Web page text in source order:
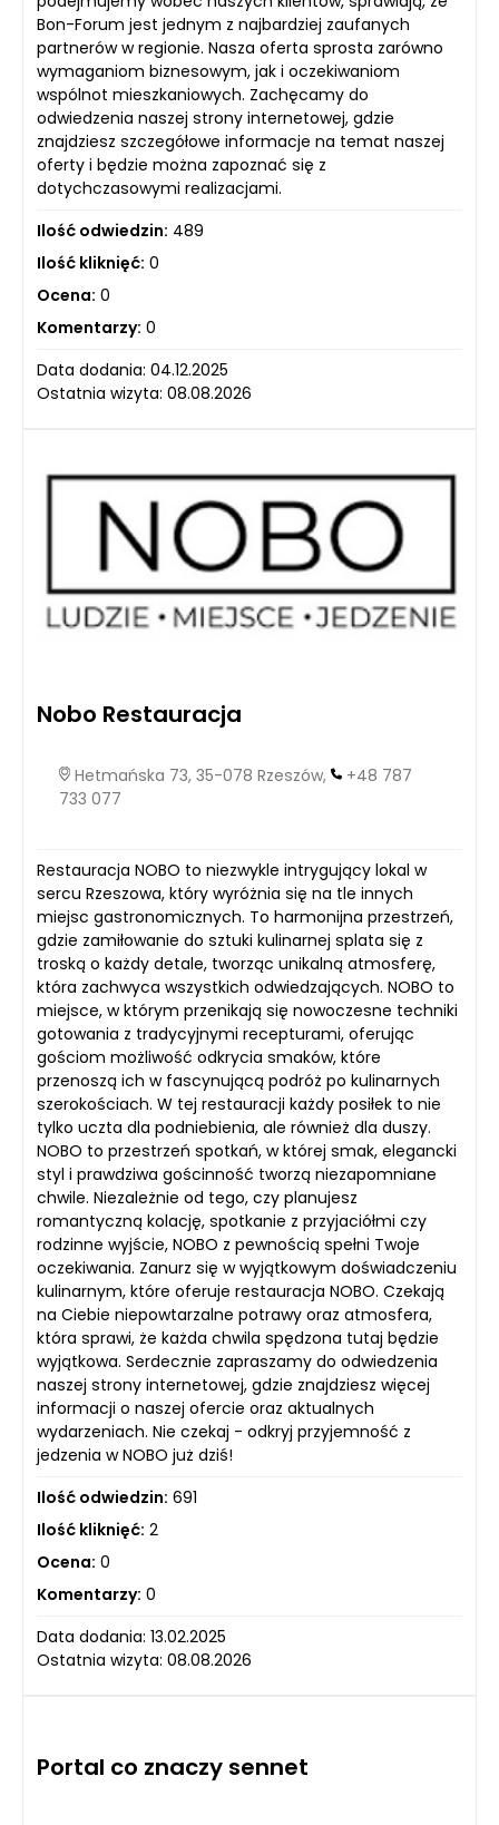
Bon-Forum jest jednym z najbardziej zaufanych
partnerów w regionie. Nasza oferta sprosta zarówno
wymaganiom biznesowym, jak i oczekiwaniom
wspólnot mieszkaniowych. Zachęcamy do
odwiedzenia naszej strony internetowej, gdzie
znajdziesz szczegółowe informacje na temat naszej
oferty i będzie można zapoznać się z
dotychczasowymi realizacjami.
Ilość odwiedzin: 489
Ilość kliknięć: 0
Ocena: 0
Komentarzy: 0
Data dodania: 04.12.2025
Ostatnia wizyta: 08.08.2026
Nobo Restauracja
Hetmańska 73, 35-078 Rzeszów,
+48 787
733 077
Restauracja NOBO to niezwykle intrygujący lokal w
sercu Rzeszowa, który wyróżnia się na tle innych
miejsc gastronomicznych. To harmonijna przestrzeń,
gdzie zamiłowanie do sztuki kulinarnej splata się z
troską o każdy detale, tworząc unikalną atmosferę,
która zachwyca wszystkich odwiedzających. NOBO to
miejsce, w którym przenikają się nowoczesne techniki
gotowania z tradycyjnymi recepturami, oferując
gościom możliwość odkrycia smaków, które
przenoszą ich w fascynującą podróż po kulinarnych
szerokościach. W tej restauracji każdy posiłek to nie
tylko uczta dla podniebienia, ale również dla duszy.
NOBO to przestrzeń spotkań, w której smak, elegancki
styl i prawdziwa gościnność tworzą niezapomniane
chwile. Niezależnie od tego, czy planujesz
romantyczną kolację, spotkanie z przyjaciółmi czy
rodzinne wyjście, NOBO z pewnością spełni Twoje
oczekiwania. Zanurz się w wyjątkowym doświadczeniu
kulinarnym, które oferuje restauracja NOBO. Czekają
na Ciebie niepowtarzalne potrawy oraz atmosfera,
która sprawi, że każda chwila spędzona tutaj będzie
wyjątkowa. Serdecznie zapraszamy do odwiedzenia
naszej strony internetowej, gdzie znajdziesz więcej
informacji o naszej ofercie oraz aktualnych
wydarzeniach. Nie czekaj - odkryj przyjemność z
jedzenia w NOBO już dziś!
Ilość odwiedzin: 691
Ilość kliknięć: 2
Ocena: 0
Komentarzy: 0
Data dodania: 13.02.2025
Ostatnia wizyta: 08.08.2026
Portal co znaczy sennet